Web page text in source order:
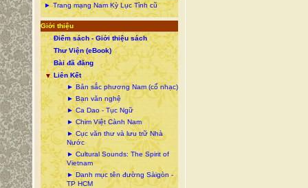
► Trang mạng Nam Kỳ Lục Tỉnh cũ
Giới thiệu
Điểm sách - Giới thiệu sách
Thư Viện (eBook)
Bài đã đăng
▼ Liên Kết
► Bản sắc phương Nam (cổ nhạc)
► Bạn văn nghệ
► Ca Dao - Tục Ngữ
► Chim Việt Cành Nam
► Cục văn thư và lưu trữ Nhà
Nước
► Cultural Sounds: The Spirit of
Vietnam
► Danh mục tên đường Sàigòn -
TP HCM